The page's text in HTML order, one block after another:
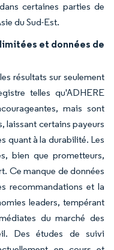
certaines parties de
du Sud-Est.
et données de
résultats sur seulement
telles qu'ADHERE
mais sont
laissant certains payeurs
quant à la durabilité. Les
bien que prometteurs,
Ce manque de données
recommandations et la
leaders, tempérant
du marché des
Des études de suivi